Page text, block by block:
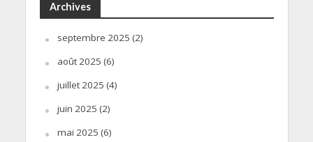
Archives
septembre 2025 (2)
août 2025 (6)
juillet 2025 (4)
juin 2025 (2)
mai 2025 (6)